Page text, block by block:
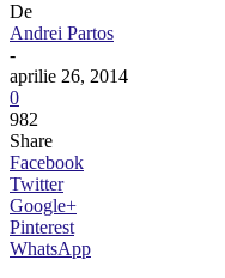
De
Andrei Partos
-
aprilie 26, 2014
0
982
Share
Facebook
Twitter
Google+
Pinterest
WhatsApp